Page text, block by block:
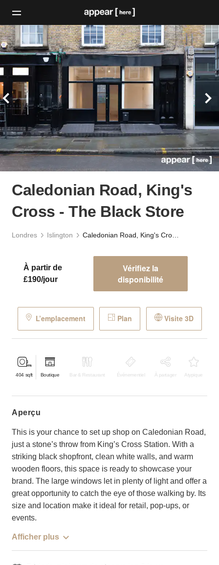
Caledonian Road, King's
Cross - The Black Store
Londres Islington
À partir de
£190/jour
Vérifiez la
disponibilité
L’emplacement Plan Visite 3D
404 sqft Boutique Bar & Restaurant Événementiel À partager Atypique
aperçu
This is your chance to set up shop on Caledonian Road,
just a stone’s throw from King’s Cross Station. With a
striking black shopfront, clean white walls, and warm
wooden floors, this space is ready to showcase your
brand. The large windows let in plenty of light and offer a
great opportunity to catch the eye of those walking by. Its
size and location make it ideal for retail, pop-ups, or
events.
Afficher plus